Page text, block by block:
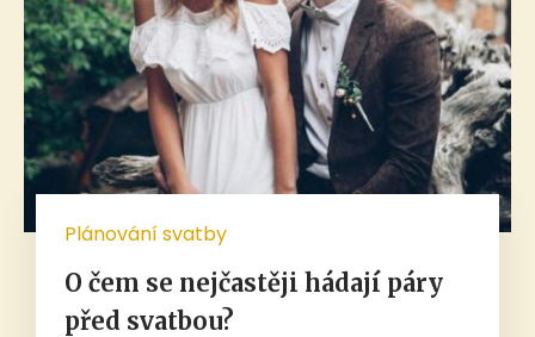
Plánování svatby
O čem se nejčastěji hádají páry
před svatbou?